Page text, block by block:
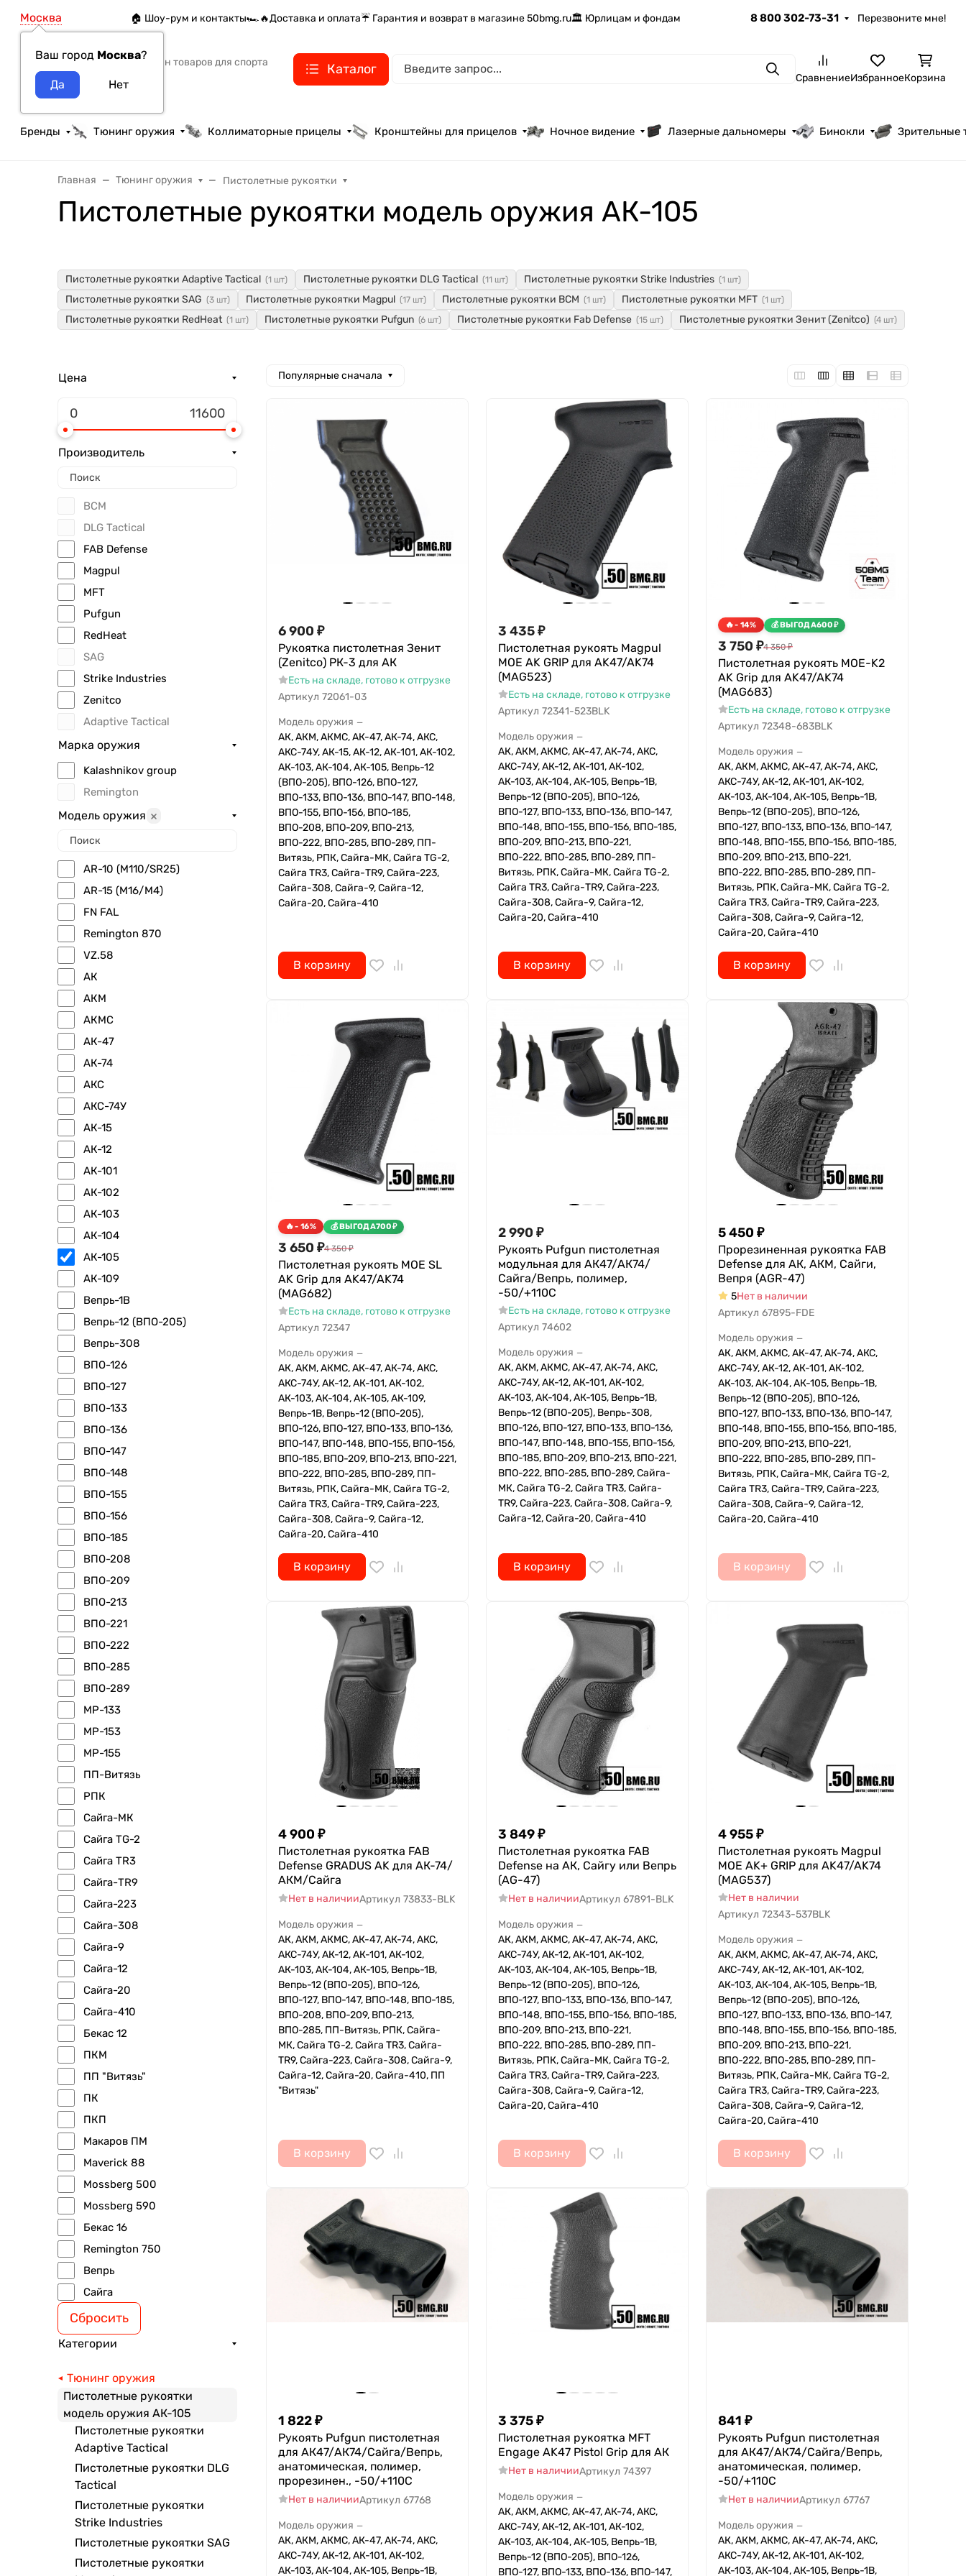
Москва
Ваш город Москва?
🏠 Шоу-рум и контакты🏎️🔥Доставка и оплата☔ Гарантия и возврат в магазине 50bmg.ru🏛️ Юрлицам и фондам 8 800 302-73-31 Перезвоните мне!
Интернет-магазин товаров для спорта
тактики и охоты
Каталог ПоискСравнениеИзбранноеКорзина
Бренды Тюнинг оружия Коллиматорные прицелы Кронштейны для прицелов Ночное видение Лазерные дальномеры Бинокли Зрительные
Главная Тюнинг оружия Пистолетные рукоятки
Пистолетные рукоятки модель оружия АК-105
Пистолетные рукоятки Adaptive Tactical (1 шт) Пистолетные рукоятки DLG Tactical (11 шт) Пистолетные рукоятки Strike Industries (1 шт)
Пистолетные рукоятки SAG (3 шт) Пистолетные рукоятки Magpul (17 шт) Пистолетные рукоятки BCM (1 шт) Пистолетные рукоятки MFT (1 шт)
Пистолетные рукоятки RedHeat(1 шт) Пистолетные рукоятки Pufgun (6 шт) Пистолетные рукоятки Fab Defense (15 шт) Пистолетные рукоятки Зенит (Zenitco) (4 шт)
Цена
Производитель
BCM
DLG Tactical
FAB Defense
Magpul
MFT
Pufgun
RedHeat
SAG
Strike Industries
Zenitсo
Adaptive Tactical
Марка оружия
Kalashnikov group
Remington
Модель оружия
AR-10 (M110/SR25)
AR-15 (M16/M4)
FN FAL
Remington 870
VZ.58
АК
АКМ
АКМС
АК-47
АК-74
АКС
АКС-74У
АК-15
АК-12
АК-101
АК-102
АК-103
АК-104
АК-105
АК-109
Вепрь-1В
Вепрь-12 (ВПО-205)
Вепрь-308
ВПО-126
ВПО-127
ВПО-133
ВПО-136
ВПО-147
ВПО-148
ВПО-155
ВПО-156
ВПО-185
ВПО-208
ВПО-209
ВПО-213
ВПО-221
ВПО-222
ВПО-285
ВПО-289
МР-133
МР-153
МР-155
ПП-Витязь
РПК
Сайга-МК
Сайга TG-2
Сайга TR3
Сайга-TR9
Сайга-223
Сайга-308
Сайга-9
Сайга-12
Сайга-20
Сайга-410
Бекас 12
ПКМ
ПП "Витязь"
ПК
ПКП
Макаров ПМ
Maverick 88
Mossberg 500
Mossberg 590
Бекас 16
Remington 750
Вепрь
Сайга
Сбросить
Категории
Тюнинг оружия
Пистолетные рукоятки
модель оружия АК-105
Пистолетные рукоятки
Adaptive Tactical
Пистолетные рукоятки DLG
Tactical
Пистолетные рукоятки
Strike Industries
Пистолетные рукоятки SAG
Пистолетные рукоятки
Популярные сначала
6 900 ₽
Рукоятка пистолетная Зенит
(Zenitco) РК-3 для АК
Есть на складе, готово к отгрузке
Артикул 72061-03
Модель оружия —
АК, АКМ, АКМС, АК-47, АК-74, АКС,
АКС-74У, АК-15, АК-12, АК-101, АК-102,
АК-103, АК-104, АК-105, Вепрь-12
(ВПО-205), ВПО-126, ВПО-127,
ВПО-133, ВПО-136, ВПО-147, ВПО-148,
ВПО-155, ВПО-156, ВПО-185,
ВПО-208, ВПО-209, ВПО-213,
ВПО-222, ВПО-285, ВПО-289, ПП-
Витязь, РПК, Сайга-МК, Сайга TG-2,
Сайга TR3, Сайга-TR9, Сайга-223,
Сайга-308, Сайга-9, Сайга-12,
Сайга-20, Сайга-410
В корзину
3 435₽
Пистолетная рукоять Magpul
MOE AK GRIP для AK47/AK74
(MAG523)
Есть на складе, готово к отгрузке
Артикул 72341-523BLK
Модель оружия —
АК, АКМ, АКМС, АК-47, АК-74, АКС,
АКС-74У, АК-12, АК-101, АК-102,
АК-103, АК-104, АК-105, Вепрь-1В,
Вепрь-12 (ВПО-205), ВПО-126,
ВПО-127, ВПО-133, ВПО-136, ВПО-147,
ВПО-148, ВПО-155, ВПО-156, ВПО-185,
ВПО-209, ВПО-213, ВПО-221,
ВПО-222, ВПО-285, ВПО-289, ПП-
Витязь, РПК, Сайга-МК, Сайга TG-2,
Сайга TR3, Сайга-TR9, Сайга-223,
Сайга-308, Сайга-9, Сайга-12,
Сайга-20, Сайга-410
В корзину
- 14% ВЫГОДА600₽
3 750 ₽4 350 ₽
Пистолетная рукоять MOE-K2
AK Grip для AK47/AK74
(MAG683)
Есть на складе, готово к отгрузке
Артикул 72348-683BLK
Модель оружия —
АК, АКМ, АКМС, АК-47, АК-74, АКС,
АКС-74У, АК-12, АК-101, АК-102,
АК-103, АК-104, АК-105, Вепрь-1В,
Вепрь-12 (ВПО-205), ВПО-126,
ВПО-127, ВПО-133, ВПО-136, ВПО-147,
ВПО-148, ВПО-155, ВПО-156, ВПО-185,
ВПО-209, ВПО-213, ВПО-221,
ВПО-222, ВПО-285, ВПО-289, ПП-
Витязь, РПК, Сайга-МК, Сайга TG-2,
Сайга TR3, Сайга-TR9, Сайга-223,
Сайга-308, Сайга-9, Сайга-12,
Сайга-20, Сайга-410
В корзину
- 16% ВЫГОДА700₽
3 650 ₽4 350 ₽
Пистолетная рукоять MOE SL
AK Grip для AK47/AK74
(MAG682)
Есть на складе, готово к отгрузке
Артикул 72347
Модель оружия —
АК, АКМ, АКМС, АК-47, АК-74, АКС,
АКС-74У, АК-12, АК-101, АК-102,
АК-103, АК-104, АК-105, АК-109,
Вепрь-1В, Вепрь-12 (ВПО-205),
ВПО-126, ВПО-127, ВПО-133, ВПО-136,
ВПО-147, ВПО-148, ВПО-155, ВПО-156,
ВПО-185, ВПО-209, ВПО-213, ВПО-221,
ВПО-222, ВПО-285, ВПО-289, ПП-
Витязь, РПК, Сайга-МК, Сайга TG-2,
Сайга TR3, Сайга-TR9, Сайга-223,
Сайга-308, Сайга-9, Сайга-12,
Сайга-20, Сайга-410
В корзину
2 990 ₽
Рукоять Pufgun пистолетная
модульная для АК47/АК74/
Сайга/Вепрь, полимер,
-50/+110С
Есть на складе, готово к отгрузке
Артикул 74602
Модель оружия —
АК, АКМ, АКМС, АК-47, АК-74, АКС,
АКС-74У, АК-12, АК-101, АК-102,
АК-103, АК-104, АК-105, Вепрь-1В,
Вепрь-12 (ВПО-205), Вепрь-308,
ВПО-126, ВПО-127, ВПО-133, ВПО-136,
ВПО-147, ВПО-148, ВПО-155, ВПО-156,
ВПО-185, ВПО-209, ВПО-213, ВПО-221,
ВПО-222, ВПО-285, ВПО-289, Сайга-
МК, Сайга TG-2, Сайга TR3, Сайга-
TR9, Сайга-223, Сайга-308, Сайга-9,
Сайга-12, Сайга-20, Сайга-410
В корзину
5 450 ₽
Прорезиненная рукоятка FAB
Defense для АК, АКМ, Сайги,
Вепря (AGR-47)
5Нет в наличии
Артикул 67895-FDE
Модель оружия —
АК, АКМ, АКМС, АК-47, АК-74, АКС,
АКС-74У, АК-12, АК-101, АК-102,
АК-103, АК-104, АК-105, Вепрь-1В,
Вепрь-12 (ВПО-205), ВПО-126,
ВПО-127, ВПО-133, ВПО-136, ВПО-147,
ВПО-148, ВПО-155, ВПО-156, ВПО-185,
ВПО-209, ВПО-213, ВПО-221,
ВПО-222, ВПО-285, ВПО-289, ПП-
Витязь, РПК, Сайга-МК, Сайга TG-2,
Сайга TR3, Сайга-TR9, Сайга-223,
Сайга-308, Сайга-9, Сайга-12,
Сайга-20, Сайга-410
В корзину
4 900 ₽
Пистолетная рукоятка FAB
Defense GRADUS AK для АК-74/
АКМ/Сайга
Нет в наличииАртикул 73833-BLK
Модель оружия —
АК, АКМ, АКМС, АК-47, АК-74, АКС,
АКС-74У, АК-12, АК-101, АК-102,
АК-103, АК-104, АК-105, Вепрь-1В,
Вепрь-12 (ВПО-205), ВПО-126,
ВПО-127, ВПО-147, ВПО-148, ВПО-185,
ВПО-208, ВПО-209, ВПО-213,
ВПО-285, ПП-Витязь, РПК, Сайга-
МК, Сайга TG-2, Сайга TR3, Сайга-
TR9, Сайга-223, Сайга-308, Сайга-9,
Сайга-12, Сайга-20, Сайга-410, ПП
"Витязь"
В корзину
3 849₽
Пистолетная рукоятка FAB
Defense на АК, Сайгу или Вепрь
(AG-47)
Нет в наличииАртикул 67891-BLK
Модель оружия —
АК, АКМ, АКМС, АК-47, АК-74, АКС,
АКС-74У, АК-12, АК-101, АК-102,
АК-103, АК-104, АК-105, Вепрь-1В,
Вепрь-12 (ВПО-205), ВПО-126,
ВПО-127, ВПО-133, ВПО-136, ВПО-147,
ВПО-148, ВПО-155, ВПО-156, ВПО-185,
ВПО-209, ВПО-213, ВПО-221,
ВПО-222, ВПО-285, ВПО-289, ПП-
Витязь, РПК, Сайга-МК, Сайга TG-2,
Сайга TR3, Сайга-TR9, Сайга-223,
Сайга-308, Сайга-9, Сайга-12,
Сайга-20, Сайга-410
В корзину
4 955₽
Пистолетная рукоять Magpul
MOE AK+ GRIP для AK47/AK74
(MAG537)
Нет в наличии
Артикул 72343-537BLK
Модель оружия —
АК, АКМ, АКМС, АК-47, АК-74, АКС,
АКС-74У, АК-12, АК-101, АК-102,
АК-103, АК-104, АК-105, Вепрь-1В,
Вепрь-12 (ВПО-205), ВПО-126,
ВПО-127, ВПО-133, ВПО-136, ВПО-147,
ВПО-148, ВПО-155, ВПО-156, ВПО-185,
ВПО-209, ВПО-213, ВПО-221,
ВПО-222, ВПО-285, ВПО-289, ПП-
Витязь, РПК, Сайга-МК, Сайга TG-2,
Сайга TR3, Сайга-TR9, Сайга-223,
Сайга-308, Сайга-9, Сайга-12,
Сайга-20, Сайга-410
В корзину
1 822₽
Рукоять Pufgun пистолетная
для АК47/АК74/Сайга/Вепрь,
анатомическая, полимер,
прорезинен., -50/+110С
Нет в наличииАртикул 67768
Модель оружия —
АК, АКМ, АКМС, АК-47, АК-74, АКС,
АКС-74У, АК-12, АК-101, АК-102,
АК-103, АК-104, АК-105, Вепрь-1В,
3 375₽
Пистолетная рукоятка MFT
Engage AK47 Pistol Grip для АК
Нет в наличииАртикул 74397
Модель оружия —
АК, АКМ, АКМС, АК-47, АК-74, АКС,
АКС-74У, АК-12, АК-101, АК-102,
АК-103, АК-104, АК-105, Вепрь-1В,
Вепрь-12 (ВПО-205), ВПО-126,
ВПО-127, ВПО-133, ВПО-136, ВПО-147,
841 ₽
Рукоять Pufgun пистолетная
для АК47/АК74/Сайга/Вепрь,
анатомическая, полимер,
-50/+110С
Нет в наличииАртикул 67767
Модель оружия —
АК, АКМ, АКМС, АК-47, АК-74, АКС,
АКС-74У, АК-12, АК-101, АК-102,
АК-103, АК-104, АК-105, Вепрь-1В,